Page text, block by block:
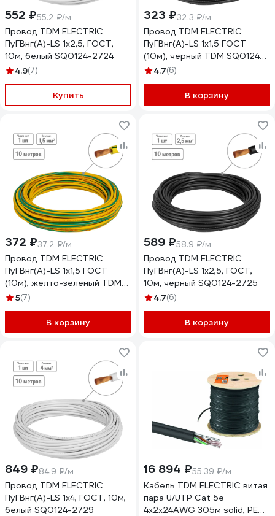
552 ₽55.2 ₽/м
Провод TDM ELECTRIC
ПуГВнг(А)-LS 1x2,5, ГОСТ,
10м, белый SQ0124-2724
4.9(7)
Купить
323 ₽32.3 ₽/м
Провод TDM ELECTRIC
ПуГВнг(А)-LS 1x1,5 ГОСТ
(10м), черный TDM SQ0124-
2714
4.7(6)
В корзину
372 ₽37.2 ₽/м
Провод TDM ELECTRIC
ПуГВнг(А)-LS 1x1,5 ГОСТ
(10м), желто-зеленый TDM
SQ0124-2711
5(7)
В корзину
589 ₽58.9 ₽/м
Провод TDM ELECTRIC
ПуГВнг(А)-LS 1x2,5, ГОСТ,
10м, черный SQ0124-2725
4.7(6)
В корзину
849 ₽84.9 ₽/м
Провод TDM ELECTRIC
ПуГВнг(А)-LS 1x4, ГОСТ, 10м,
белый SQ0124-2729
16 894 ₽55.39 ₽/м
Кабель TDM ELECTRIC витая
пара U/UTP Cat 5e
4x2х24AWG 305м solid, PE